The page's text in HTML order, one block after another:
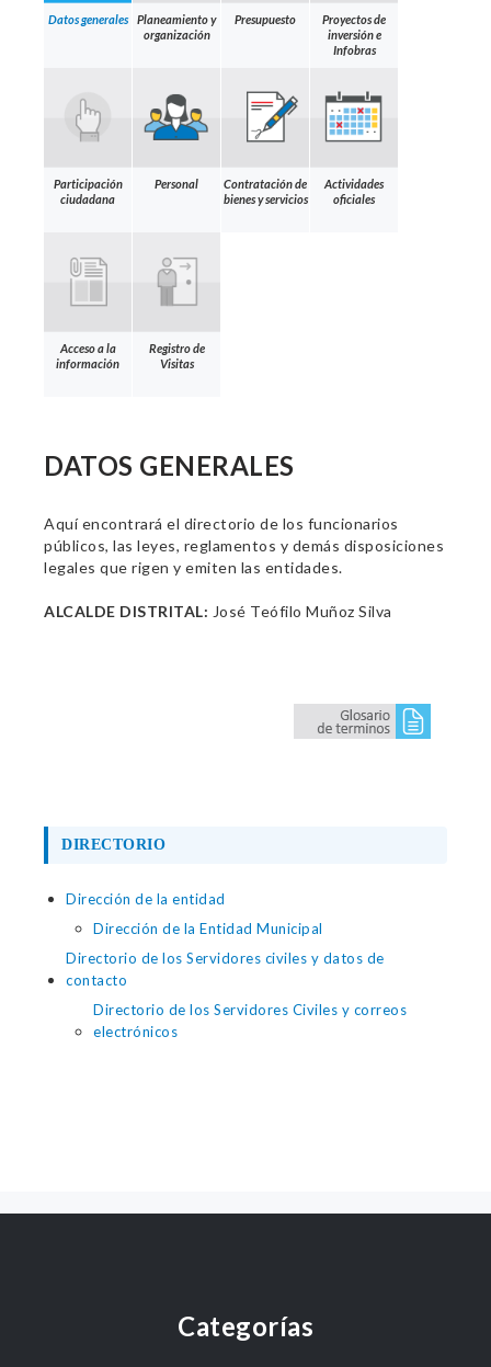
Datos generales
Planeamiento y
organización
Presupuesto
Proyectos de
inversión e
Infobras
Participación
ciudadana
Personal
Contratación de
bienes y servicios
Actividades
oficiales
Acceso a la
información
Registro de
Visitas
DATOS GENERALES
Aquí encontrará el directorio de los funcionarios
públicos, las leyes, reglamentos y demás disposiciones
legales que rigen y emiten las entidades.
ALCALDE DISTRITAL: José Teófilo Muñoz Silva
DIRECTORIO
Dirección de la entidad
Dirección de la Entidad Municipal
Directorio de los Servidores civiles y datos de
contacto
Directorio de los Servidores Civiles y correos
electrónicos
Categorías